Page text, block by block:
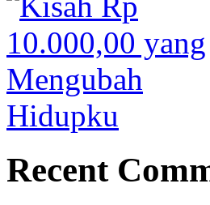
Recent